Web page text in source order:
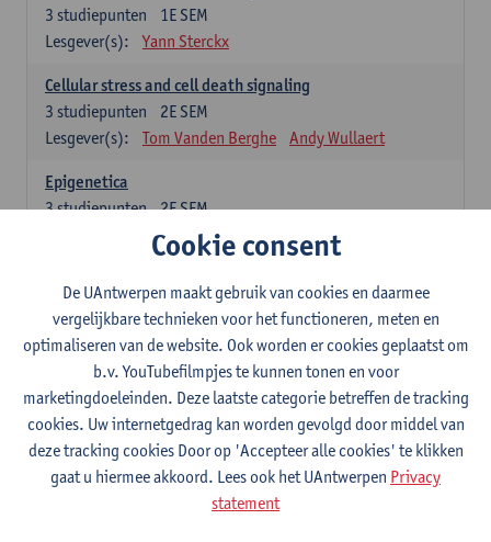
1E SEM
3 studiepunten
Lesgever(s):
Yann Sterckx
Cellular stress and cell death signaling
2E SEM
3 studiepunten
Lesgever(s):
Tom Vanden Berghe Andy Wullaert
Epigenetica
2E SEM
3studiepunten
Wim Vanden Berghe
2E SEM
studiepunten
Lesgever(s):
Erik Fransen Kris Laukens
Laboratory Animal Science (core module)
2E SEM
6studiepunten
Lesgever(s):
Chris Van Ginneken Debby Van Dam
Bio-ethics
Cookie consent
De UAntwerpen maakt gebruik van cookies en daarmee
vergelijkbare technieken voor het functioneren, meten en
optimaliseren van de website. Ook worden er cookies geplaatst om
b.v. YouTubefilmpjes te kunnen tonen en voor
marketingdoeleinden. Deze laatste categorie betreffen de tracking
cookies. Uw internetgedrag kan worden gevolgd door middel van
deze tracking cookies Door op 'Accepteer alle cookies' te klikken
gaat u hiermee akkoord. Lees ook het UAntwerpen Privacy
statement